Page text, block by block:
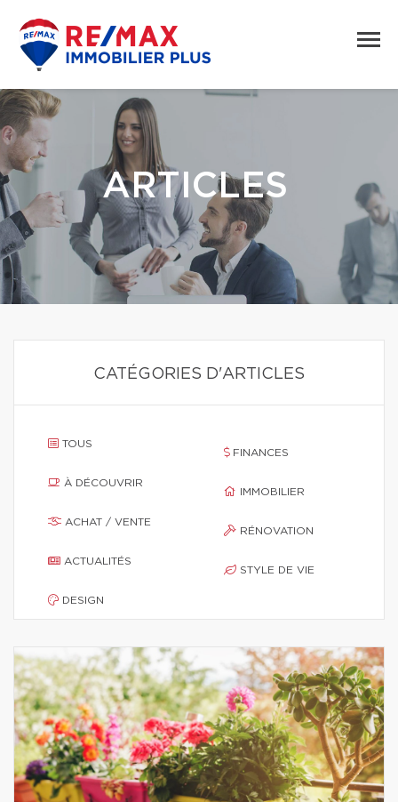
ARTICLES
CATÉGORIES D'ARTICLES
TOUS
À DÉCOUVRIR
ACHAT / VENTE
ACTUALITÉS
DESIGN
FINANCES
IMMOBILIER
RÉNOVATION
STYLE DE VIE